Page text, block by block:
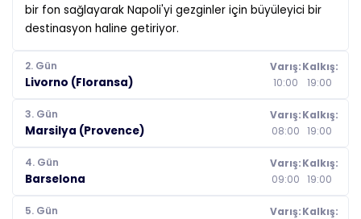
bir fon sağlayarak Napoli'yi gezginler için büyüleyici bir
destinasyon haline getiriyor.
2. Gün
Livorno (Floransa)
Varış:
10:00
Kalkış:
19:00
3. Gün
Marsilya (Provence)
Varış:
08:00
Kalkış:
19:00
4. Gün
Barselona
Varış:
09:00
Kalkış:
19:00
5. Gün
Varış:Kalkış: